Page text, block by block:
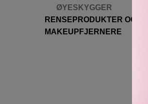
ØYESKYGGER
RENSEPRODUKTER OG
MAKEUPFJERNERE